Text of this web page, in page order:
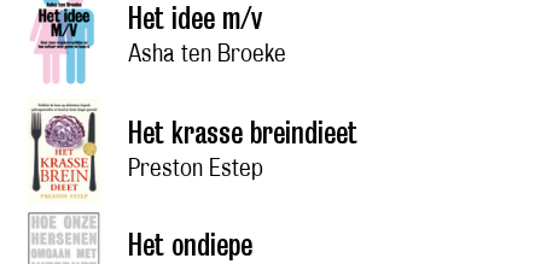
Het idee m/v
Asha ten Broeke
Het krasse breindieet
Preston Estep
Het ondiepe